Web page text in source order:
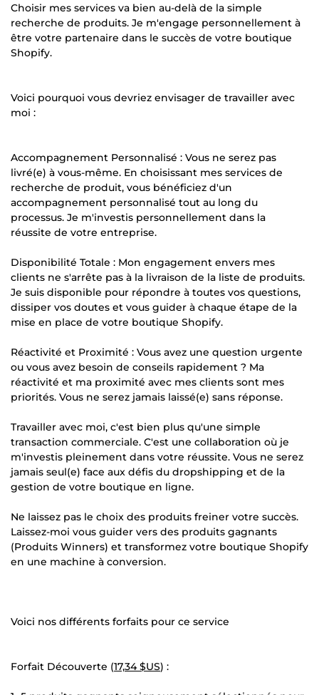
Choisir mes services va bien au-delà de la simple
recherche de produits. Je m'engage personnellement à
être votre partenaire dans le succès de votre boutique
Shopify.
Voici pourquoi vous devriez envisager de travailler avec
moi :
Accompagnement Personnalisé : Vous ne serez pas
livré(e) à vous-même. En choisissant mes services de
recherche de produit, vous bénéficiez d'un
accompagnement personnalisé tout au long du
processus. Je m'investis personnellement dans la
réussite de votre entreprise.
Disponibilité Totale : Mon engagement envers mes
clients ne s'arrête pas à la livraison de la liste de produits.
Je suis disponible pour répondre à toutes vos questions,
dissiper vos doutes et vous guider à chaque étape de la
mise en place de votre boutique Shopify.
Réactivité et Proximité : Vous avez une question urgente
ou vous avez besoin de conseils rapidement ? Ma
réactivité et ma proximité avec mes clients sont mes
priorités. Vous ne serez jamais laissé(e) sans réponse.
Travailler avec moi, c'est bien plus qu'une simple
transaction commerciale. C'est une collaboration où je
m'investis pleinement dans votre réussite. Vous ne serez
jamais seul(e) face aux défis du dropshipping et de la
gestion de votre boutique en ligne.
Ne laissez pas le choix des produits freiner votre succès.
Laissez-moi vous guider vers des produits gagnants
(Produits Winners) et transformez votre boutique Shopify
en une machine à conversion.
Voici nos différents forfaits pour ce service
Forfait Découverte (17,34 $US) :